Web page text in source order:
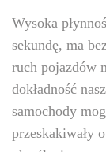
Wysoka
sekundę, ma
ruch pojazdów
dokładność
samochody
przeskakiwały